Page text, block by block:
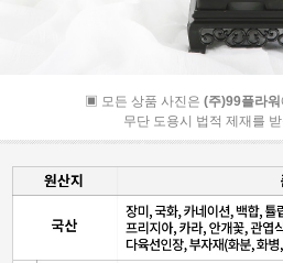
▣ 모든 상품 사진은 (주)99플라워
무단 도용시 법적 제재를